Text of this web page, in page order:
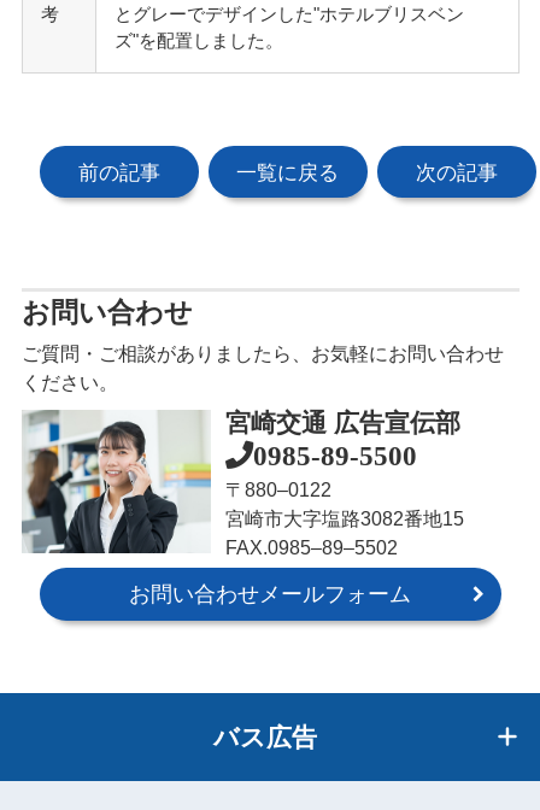
考
とグレーでデザインした"ホテルブリスベン
ズ"を配置しました。
前の記事 一覧に戻る 次の記事
お問い合わせ
ご質問・ご相談がありましたら、お気軽にお問い合わせ
ください。
宮崎交通 広告宣伝部
0985-89-5500
〒880‒0122
宮崎市大字塩路3082番地15
FAX.0985‒89‒5502
お問い合わせメールフォーム
バス広告